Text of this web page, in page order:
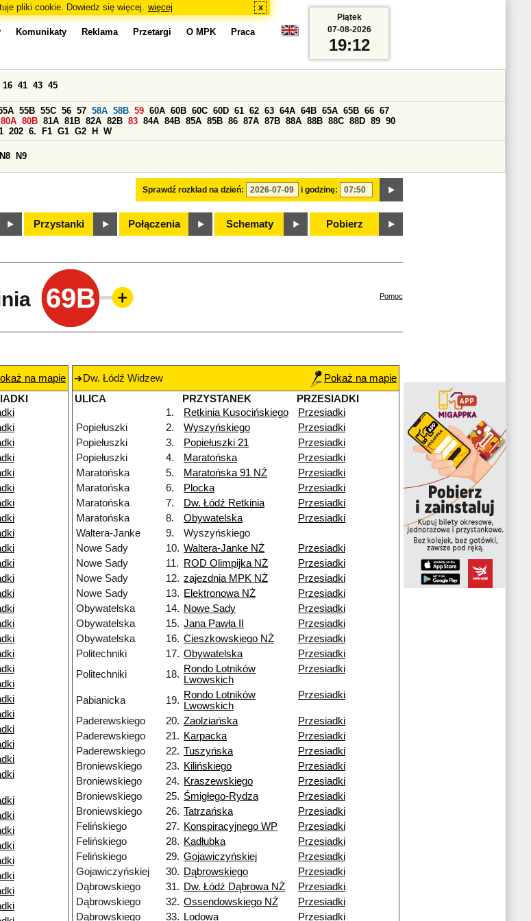
pliki cookie. Dowiedz się więcej. więcej x
Komunikaty Reklama Przetargi O MPK Praca
Sprawdź rozkład na dzień: i godzinę:
16 41 43 45
55B 55C 56 57 58A 58B 59 60A 60B 60C 60D 61 62 63 64A 64B 65A 65B 66 67
80A 80B 81A 81B 82A 82B 83 84A 84B 85A 85B 86 87A 87B 88A 88B 88C 88D 89 90
202 6. F1 G1 G2 H W
N8 N9
Przystanki Połączenia Schematy Pobierz
Piątek
07-08-2026
19:12
69B Pomoc
na mapie
Dw. Łódź Widzew
Pokaż na mapie
ULICA
PRZYSTANEK
PRZESIADKI
1.
Retkinia Kusocińskiego
Przesiadki
Popiełuszki
2. Wyszyńskiego
Przesiadki
Popiełuszki
3. Popiełuszki 21
Przesiadki
Popiełuszki
4. Maratońska
Przesiadki
Maratońska
5. Maratońska 91 NŻ
Przesiadki
Maratońska
6. Plocka
Przesiadki
Maratońska
7. Dw. Łódź Retkinia
Przesiadki
Maratońska
8. Obywatelska
Przesiadki
Waltera-Janke
9.
Wyszyńskiego
Nowe Sady
10. Waltera-Janke NŻ
Przesiadki
Nowe Sady
11. ROD Olimpijka NŻ
Przesiadki
Nowe Sady
12. zajezdnia MPK NŻ
Przesiadki
Nowe Sady
13. Elektronowa NŻ
Przesiadki
Obywatelska
14. Nowe Sady
Przesiadki
Obywatelska
15. Jana Pawła II
Przesiadki
Obywatelska
16. Cieszkowskiego NŻ
Przesiadki
Politechniki
17. Obywatelska
Przesiadki
Politechniki
18. Rondo Lotników
Lwowskich
Przesiadki
Pabianicka 19. Rondo Lotników
Lwowskich
Przesiadki
Paderewskiego 20. Zaolziańska
Przesiadki
Paderewskiego
21. Karpacka
Przesiadki
Paderewskiego
22. Tuszyńska
Przesiadki
Broniewskiego
23. Kilińskiego
Przesiadki
Broniewskiego
24. Kraszewskiego
Przesiadki
Broniewskiego
25. Śmigłego-Rydza
Przesiadki
Broniewskiego
26. Tatrzańska
Przesiadki
Felińskiego
27. Konspiracyjnego WP
Przesiadki
Felińskiego
28. Kadłubka
Przesiadki
Felińskiego
29. Gojawiczyńskiej
Przesiadki
Gojawiczyńskiej
30. Dąbrowskiego
Przesiadki
Dąbrowskiego
31. Dw. Łódź Dąbrowa NŻ
Przesiadki
Dąbrowskiego
32. Ossendowskiego NŻ
Przesiadki
Dąbrowskiego
33. Lodowa Przesiadki